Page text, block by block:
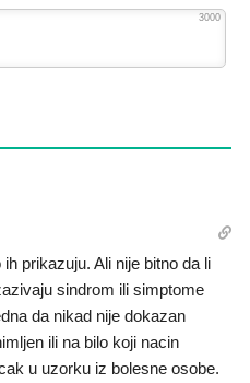
3000
prikazuju. Ali nije bitno da li
sindrom ili simptome
da nikad nije dokazan
ili na bilo koji nacin
u uzorku iz bolesne osobe.